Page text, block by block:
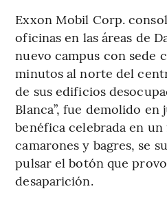
Exxon Mobil Corp.
oficinas en las áreas de
nuevo campus con sede
minutos al norte del
de sus edificios
Blanca”, fue demolido en
benéfica celebrada en
camarones y bagres, se
pulsar el botón que
desaparición.